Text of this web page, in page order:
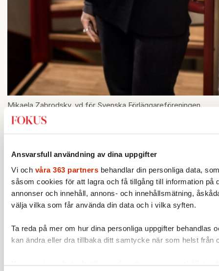
Ansvarsfull användning av dina uppgifter
Vi och våra 363 partners behandlar din personliga data,
såsom cookies för att lagra och få tillgång till information på
annonser och innehåll, annons- och innehållsmätning,
välja vilka som får använda din data och i vilka syften.
Ta reda på mer om hur dina personliga uppgifter behandlas
kan ändra eller dra tillbaka ditt samtycke när som helst från
Vi använder enhetsidentifierare för att anpassa innehållet
Mikaela Zabrodsky, vd för Svenska Förläggareföreningen.
Foto: Caroline-Andersson-Renaud
språkmodell kan behöva breda delar av
bokutgivningen. Därför vill hon se kollektiv
licensiering, där rättighetshavare ger
exempelvis Förläggareföreningen och
avtalslicenser. Då kan bokbranschen delta
utan att släppa kontrollen över verken.
– Det är ett mycket användarvänligt sätt att